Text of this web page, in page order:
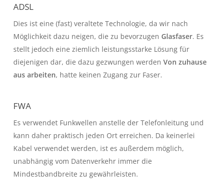
ADSL
Dies ist eine (fast) veraltete Technologie, da wir nach
Möglichkeit dazu neigen, die zu bevorzugen Glasfaser. Es
stellt jedoch eine ziemlich leistungsstarke Lösung für
diejenigen dar, die dazu gezwungen werden Von zuhause
aus arbeiten, hatte keinen Zugang zur Faser.
FWA
Es verwendet Funkwellen anstelle der Telefonleitung und
kann daher praktisch jeden Ort erreichen. Da keinerlei
Kabel verwendet werden, ist es außerdem möglich,
unabhängig vom Datenverkehr immer die
Mindestbandbreite zu gewährleisten.